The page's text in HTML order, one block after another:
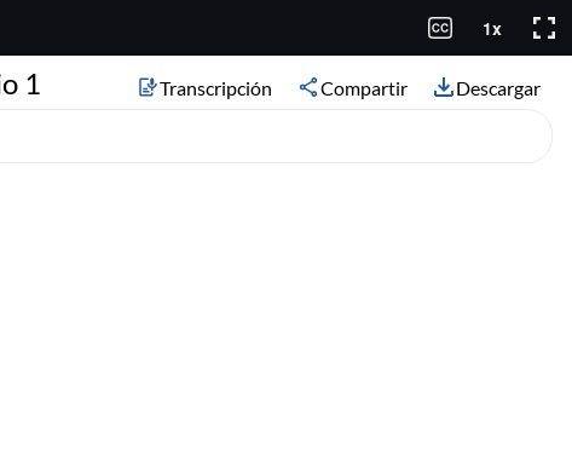
1 Transcripción Compartir Descargar